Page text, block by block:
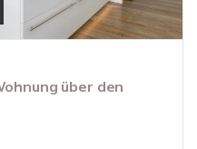
über den